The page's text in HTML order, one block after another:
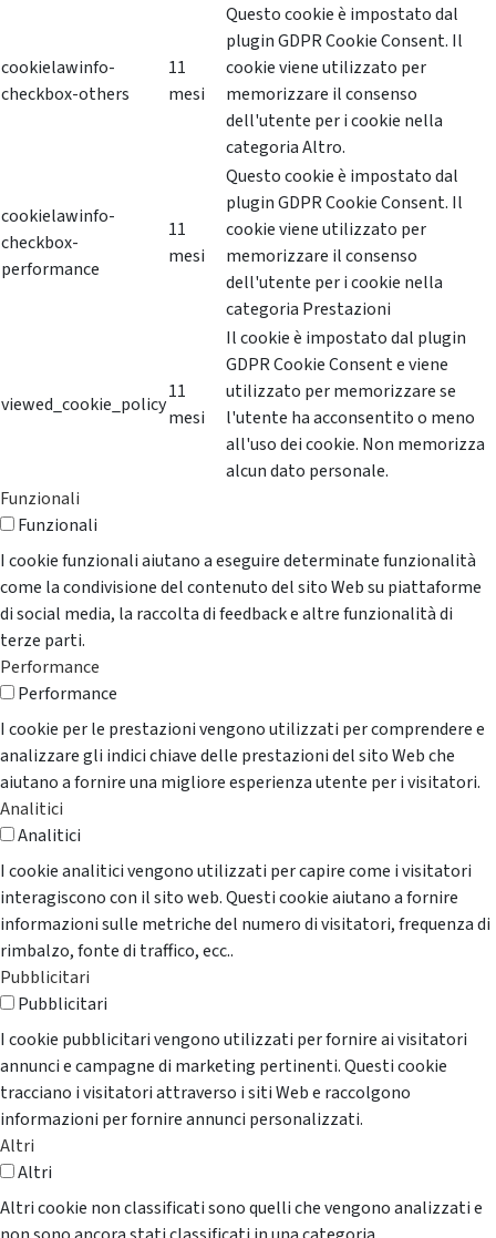
cookielawinfo-
checkbox-others
11
mesi
Questo cookie è impostato dal
plugin GDPR Cookie Consent. Il
cookie viene utilizzato per
memorizzare il consenso
dell'utente per i cookie nella
categoria Altro.
cookielawinfo-
checkbox-
performance
11
mesi
Questo cookie è impostato dal
plugin GDPR Cookie Consent. Il
cookie viene utilizzato per
memorizzare il consenso
dell'utente per i cookie nella
categoria Prestazioni
viewed_cookie_policy
11
mesi
Il cookie è impostato dal plugin
GDPR Cookie Consent e viene
utilizzato per memorizzare se
l'utente ha acconsentito o meno
all'uso dei cookie. Non memorizza
alcun dato personale.
Funzionali
Funzionali
I cookie funzionali aiutano a eseguire determinate funzionalità
come la condivisione del contenuto del sito Web su piattaforme
di social media, la raccolta di feedback e altre funzionalità di
terze parti.
Performance
Performance
I cookie per le prestazioni vengono utilizzati per comprendere e
analizzare gli indici chiave delle prestazioni del sito Web che
aiutano a fornire una migliore esperienza utente per i visitatori.
Analitici
Analitici
I cookie analitici vengono utilizzati per capire come i visitatori
interagiscono con il sito web. Questi cookie aiutano a fornire
informazioni sulle metriche del numero di visitatori, frequenza di
rimbalzo, fonte di traffico, ecc..
Pubblicitari
Pubblicitari
I cookie pubblicitari vengono utilizzati per fornire ai visitatori
annunci e campagne di marketing pertinenti. Questi cookie
tracciano i visitatori attraverso i siti Web e raccolgono
informazioni per fornire annunci personalizzati.
Altri
Altri
Altri cookie non classificati sono quelli che vengono analizzati e